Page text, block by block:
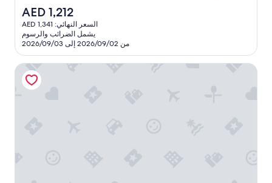
r
السعر
الحالي
هو
AED
1,212
AED 1,212
السعر النهائي: AED 1,341
يشمل الضرائب والرسوم
من 2026/09/02 إلى 2026/09/03
فار ويست موتل